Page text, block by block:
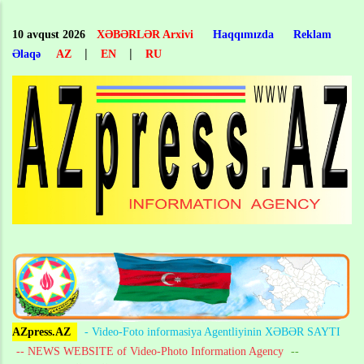
main
content
10 avqust 2026 XƏBƏRLƏR Arxivi Haqqımızda
Reklam
Əlaqə
AZ | EN | RU
AZpress.AZ
- Video-Foto informasiya Agentliyinin XƏBƏR SAYTI
-- NEWS WEBSITE of Video-Photo Information Agency --